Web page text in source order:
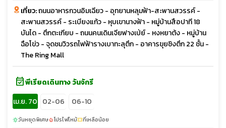
เที่ยว:ถนนอาหารกวนอิมเฉียว - อุทยานหลุมฟ้า-สะพานสวรรค์ -
สะพานสวรรค์ - ระเบียงแก้ว - หุบเขานางฟ้า - หมู่บ้านสือปาที 18
บันได - ตึกตะเกียบ - ถนนคนเดินเจียฟางเป่ย์ - หงหยาต้ง - หมู่บ้าน
ฉือโข่ว - จุดชมวิวรถไฟฟ้ารางเบาทะลุตึก - อาคารขุยชิงตึก 22 ชั้น -
The Ring Mall
event_availableพีเรียดเดินทาง วันจักรี
เม.ย. 70 02-06 06-10
sunnyวันหยุดพิเศษlocal_fire_departmentโปรไฟไหม้confirmation_numberที่เหลือน้อย